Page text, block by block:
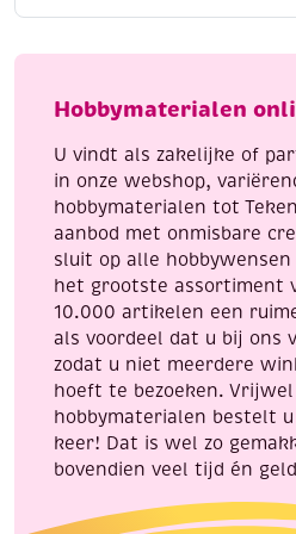
professionele en luxe
50
donkerblauw
Hobbymaterialen
U vindt als zakelijke of
in onze webshop,
hobbymaterialen tot
aanbod met onmisbare
sluit op alle
het grootste assortiment
10.000 artikelen een
als voordeel dat u bij ons
zodat u niet meerdere
hoeft te bezoeken.
hobbymaterialen bestelt
keer! Dat is wel zo
bovendien veel tijd én